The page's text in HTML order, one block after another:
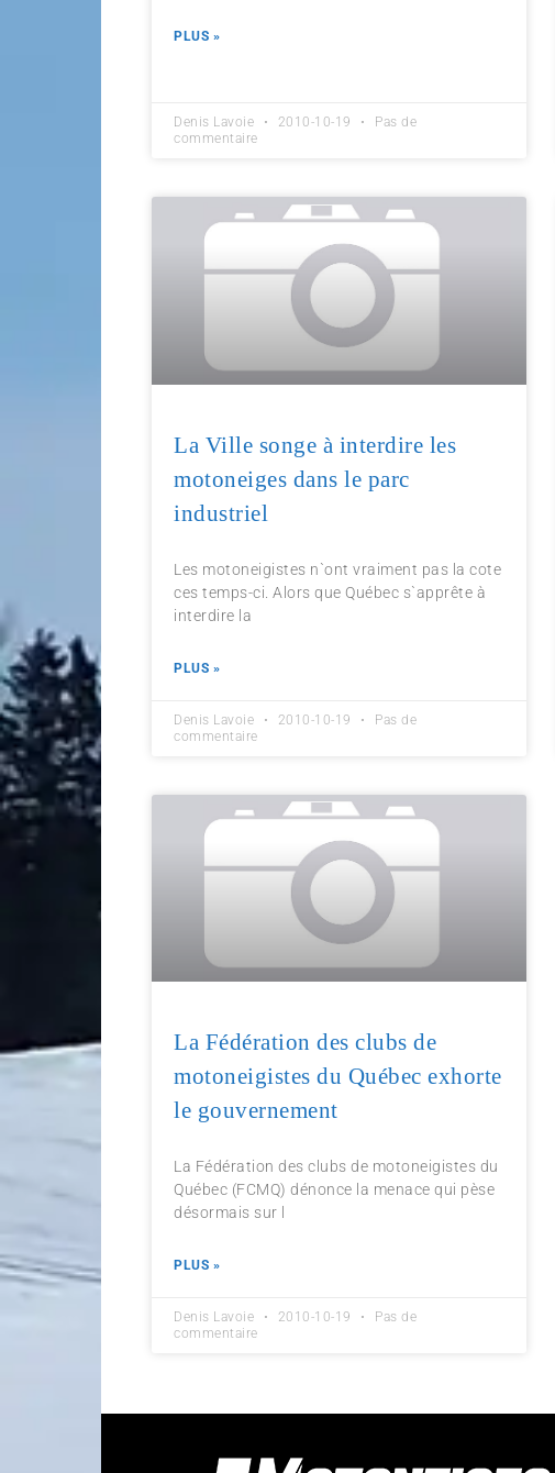
PLUS »
Denis Lavoie 2010-10-19
Pas de
commentaire
La Ville songe à interdire les
motoneiges dans le parc
industriel
Les motoneigistes n`ont vraiment pas la cote
ces temps-ci. Alors que Québec s`apprête à
interdire la
PLUS »
Denis Lavoie 2010-10-19
Pas de
commentaire
La Fédération des clubs de
motoneigistes du Québec exhorte
le gouvernement
La Fédération des clubs de motoneigistes du
Québec (FCMQ) dénonce la menace qui pèse
désormais sur l
PLUS »
Denis Lavoie 2010-10-19
Pas de
commentaire